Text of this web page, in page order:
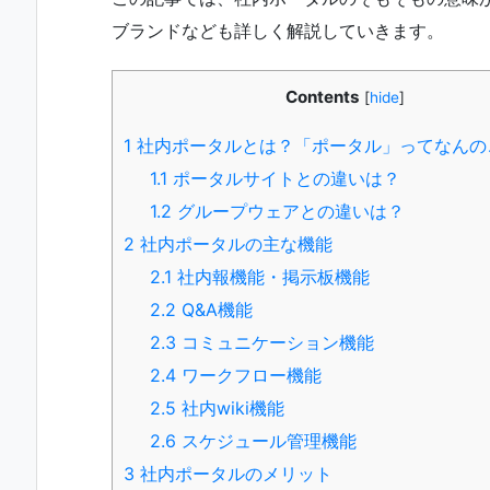
ブランドなども詳しく解説していきます。
Contents [hide]
1 社内ポータルとは？「ポータル」ってなん
1.1 ポータルサイトとの違いは？
1.2 グループウェアとの違いは？
2 社内ポータルの主な機能
2.1 社内報機能・掲示板機能
2.2 Q&A機能
2.3 コミュニケーション機能
2.4 ワークフロー機能
2.5 社内wiki機能
2.6 スケジュール管理機能
3 社内ポータルのメリット